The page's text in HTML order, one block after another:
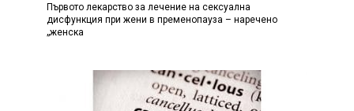
Първото лекарство за лечение на сексуална
дисфункция при жени в пременопауза – наречено
„женска